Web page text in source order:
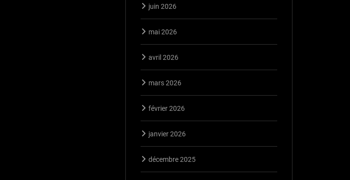
juin 2026
mai 2026
avril 2026
mars 2026
février 2026
janvier 2026
décembre 2025